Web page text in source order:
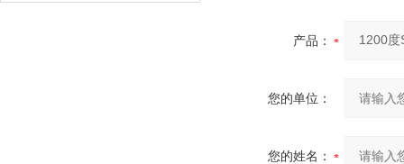
产品：
您的单位：
您的姓名：